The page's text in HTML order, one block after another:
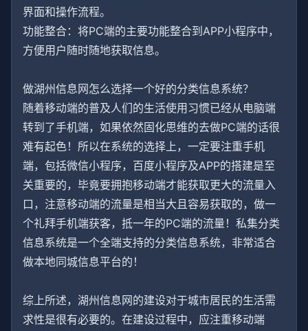
界面和操作流程。
功能整合：将PC端的主要功能整合到APP小程序中，
方便用户随时随地获取信息。
做湖州信息网怎么选择一个好的分类信息系统？
随着移动端的普及人们的生活使用习惯已经从电脑端
转到了手机端，如果依然固化思维的去做PC端的话很
难有起色！所以在系统的选择上，一定要注重手机
端，包括微信小程序，百度小程序及APP的搭建是至
关重要的，毕竟要拥抱移动端才能获取更大的流量入
口，注意移动端的流量是相当大且容易获取的，做一
个礼拜手机端获客，抵一年的PC端的流量！私集分类
信息系统是一个全端支持的分类信息系统，非常适合
做本地同城信息平台的！
综上所述，湖州信息网的建设对于城市居民的生活需
求性是很有必要的。在建设过程中，应注重移动端